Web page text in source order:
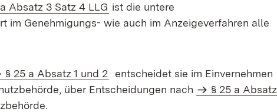
Absatz 3 Satz 4 LLG ist die untere
im Genehmigungs- wie auch im Anzeigeverfahren alle
§ 25 a Absatz 1 und 2
entscheidet sie im Einvernehmen
über Entscheidungen nach
§ 25 a Absatz